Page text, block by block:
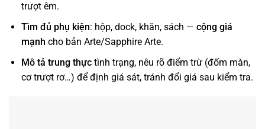
trượt êm.
Tìm đủ phụ kiện: hộp, dock, khăn, sách — cộng giá
mạnh cho bản Arte/Sapphire Arte.
Mô tả trung thựctình trạng, nêu rõ điểm trừ (đốm màn,
cơ trượt rơ…) để định giá sát, tránh đổi giá sau kiểm tra.